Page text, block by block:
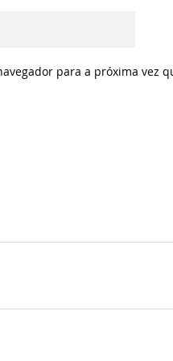
para a próxima vez